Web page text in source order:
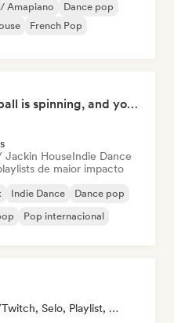
Amapiano
Dance pop
French Pop
POV: The discoball is spinning, and you’re the star
Jackin HouseIndie Dance
de maior impacto
Indie Dance
Dance pop
Pop internacional
Canal Do YouTube/Twitch, Selo, Playlist, Editora